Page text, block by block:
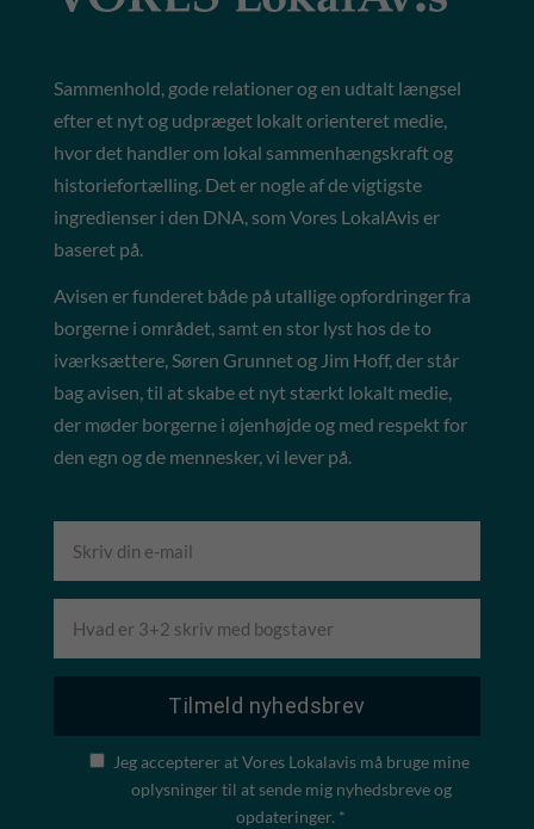
Sammenhold, gode relationer og en udtalt længsel
efter et nyt og udpræget lokalt orienteret medie,
hvor det handler om lokal sammenhængskraft og
historiefortælling. Det er nogle af de vigtigste
ingredienser i den DNA, som Vores LokalAvis er
baseret på.
Avisen er funderet både på utallige opfordringer fra
borgerne i området, samt en stor lyst hos de to
iværksættere, Søren Grunnet og Jim Hoff, der står
bag avisen, til at skabe et nyt stærkt lokalt medie,
der møder borgerne i øjenhøjde og med respekt for
den egn og de mennesker, vi lever på.
Jeg accepterer at Vores Lokalavis må bruge mine
oplysninger til at sende mig nyhedsbreve og
opdateringer. *